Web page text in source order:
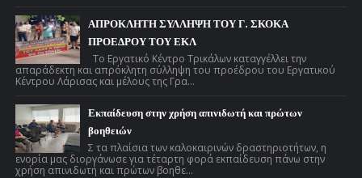
ΑΠΡΟΚΛΗΤΗ ΣΥΛΛΗΨΗ ΤΟΥ Γ. ΣΚΟΚΑ
ΠΡΟΕΔΡΟΥ ΤΟΥ ΕΚΛ
Το Εργατικό Κέντρο Τρικάλων καταγγέλλει την
απαράδεκτη και απρόκλητη σύλληψη του προέδρου του Εργατικού
Κέντρου Λάρισας και μέλους της Γρα...
Εκπαίδευση στην χρήση απινιδωτή και πρώτων
βοηθειών
Σ τα πλαίσια των καλοκαιρινών δραστηριοτήτων, η
ενορία μας διοργάνωσε για τέταρτη φορά εκπαίδευση πάνω στην
χρήση απινιδωτή και πρώτων βοηθε...